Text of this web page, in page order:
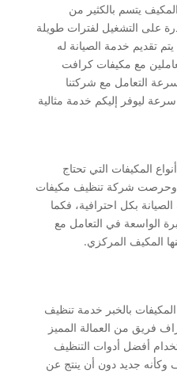
يتسم بالكثير من
على التشغيل لفترات طويلة
تقديم خدمة الصيانة له
مع مكيفات كرافت
التعامل مع شركتنا
ليوفر إليكم خدمة مثالية
المكيفات التي تحتاج
وحرصت شركة تنظيف مكيفات
بكل احترافية، فكما
الواسعة في التعامل مع
المكيف المركزي.
بالخبر خدمة تنظيف
فريق من العمالة المميز
أفضل أدوات التنظيف
وكأنه جديد دون أن ينتج عن